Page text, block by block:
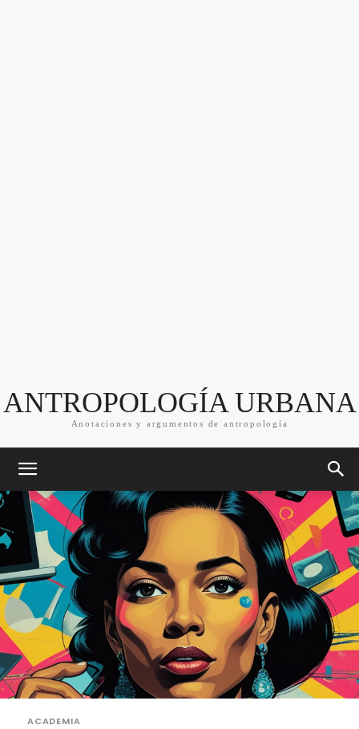
ANTROPOLOGÍA URBANA
Anotaciones y argumentos de antropología
ACADEMIA